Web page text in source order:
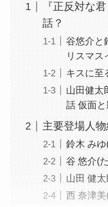
『正反対な
話？
谷悠介と
リスマス
キスに至
山田健太
話 仮面と
主要登場人
鈴木 み
谷 悠介(
山田 健
西 奈津